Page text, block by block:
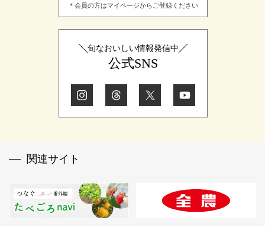
＊会員の方はマイページからご登録ください
旬なおいしい情報発信中
公式SNS
関連サイト